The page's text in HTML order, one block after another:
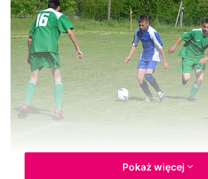
Festyn Rodzinny w Nienaszowie (fot.
Pokaż więcej